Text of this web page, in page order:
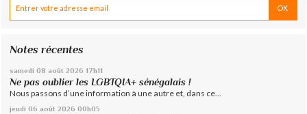
Notes récentes
samedi 08 août 2026 17h11
Ne pas oublier les LGBTQIA+ sénégalais !
Nous passons d’une information à une autre et, dans ce...
jeudi 06 août 2026 00h05